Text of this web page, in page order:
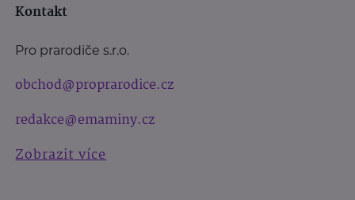
Kontakt
Pro prarodiče s.r.o.
obchod@proprarodice.cz
redakce@emaminy.cz
Zobrazit více